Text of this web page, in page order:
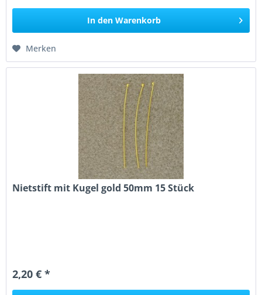
In den Warenkorb
Merken
Nietstift mit Kugel gold 50mm 15 Stück
2,20 € *